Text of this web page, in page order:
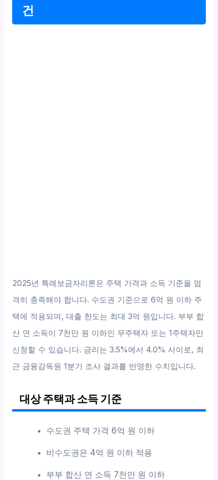
건
2025년 특례보금자리론은 주택 가격과 소득 기준을 엄
격히 충족해야 합니다. 수도권 기준으로 6억 원 이하 주
택에 적용되며, 대출 한도는 최대 3억 원입니다. 부부 합
산 연 소득이 7천만 원 이하인 무주택자 또는 1주택자만
신청할 수 있습니다. 금리는 3.5%에서 4.0% 사이로, 최
근 금융감독원 1분기 조사 결과를 반영한 수치입니다.
대상 주택과 소득 기준
수도권 주택 가격 6억 원 이하
비수도권은 4억 원 이하 적용
부부 합산 연 소득 7천만 원 이하